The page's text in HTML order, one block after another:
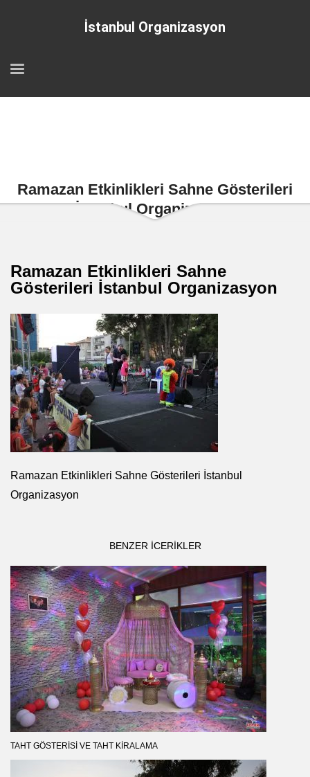
İstanbul Organizasyon
Ramazan Etkinlikleri Sahne Gösterileri
İstanbul Organizasyon
Ramazan Etkinlikleri Sahne
Gösterileri İstanbul Organizasyon
Ramazan Etkinlikleri Sahne Gösterileri İstanbul
Organizasyon
BENZER ICERIKLER
TAHT GÖSTERISI VE TAHT KIRALAMA